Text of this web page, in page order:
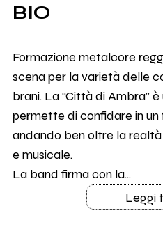
BIO
Formazione metalcore
scena per la varietà delle
brani. La “Città di Ambra”
permette di confidare in
andando ben oltre la
e musicale.
La band firma con la...
Leggi